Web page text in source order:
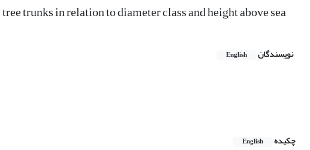
trunks in relation to diameter class and height above sea
نویسندگان English
چکیده
English